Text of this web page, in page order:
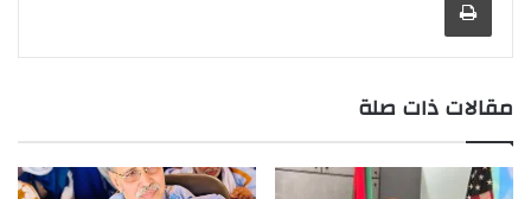
مقالات ذات صلة